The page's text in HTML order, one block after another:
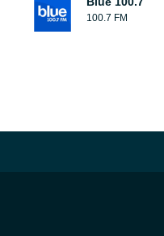
100.7 FM